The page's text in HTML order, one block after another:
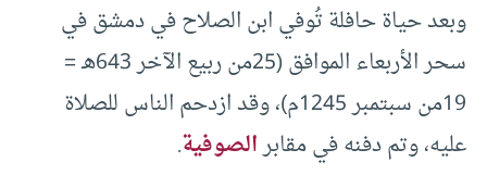
وبعد حياة حافلة تُوفي ابن الصلاح في دمشق في
سحر الأربعاء الموافق (25من ربيع الآخر 643هـ =
19من سبتمبر 1245م)، وقد ازدحم الناس للصلاة
عليه، وتم دفنه في مقابرالصوفية.